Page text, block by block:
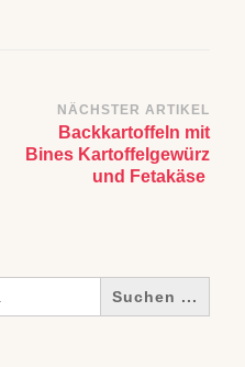
NÄCHSTER ARTIKEL
Backkartoffeln mit
Bines Kartoffelgewürz
und Fetakäse